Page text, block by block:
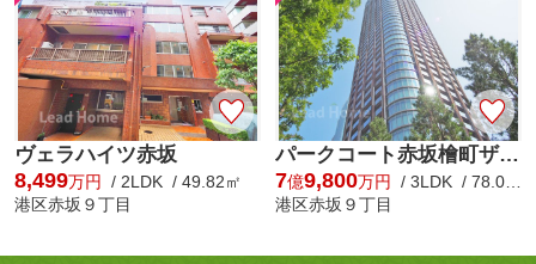
ヴェラハイツ赤坂
8,499万円 / 2LDK / 49.82㎡
港区赤坂９丁目
パークコート赤坂檜町ザ・タワー
7億9,800万円 / 3LDK / 78.03㎡
港区赤坂９丁目